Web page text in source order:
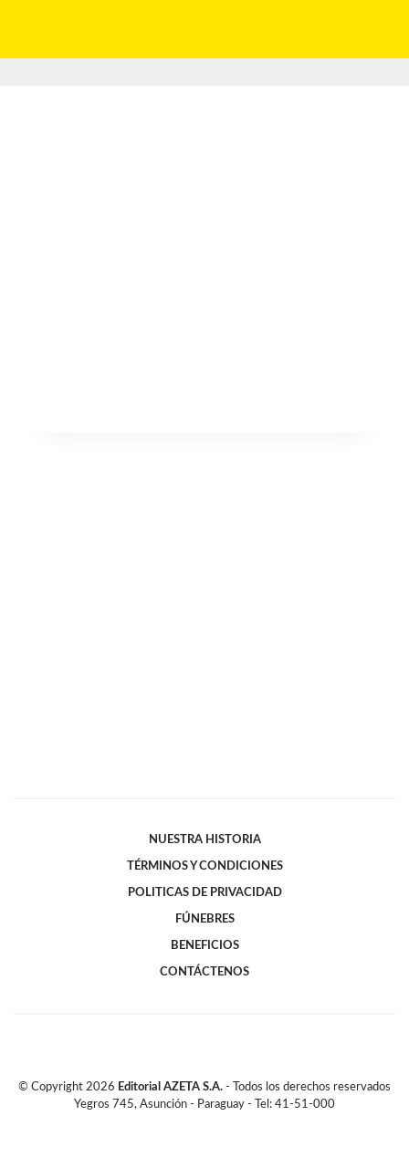
NUESTRA HISTORIA
TÉRMINOS Y CONDICIONES
POLITICAS DE PRIVACIDAD
FÚNEBRES
BENEFICIOS
CONTÁCTENOS
© Copyright 2026 Editorial AZETA S.A. - Todos los derechos reservados
Yegros 745, Asunción - Paraguay - Tel: 41-51-000